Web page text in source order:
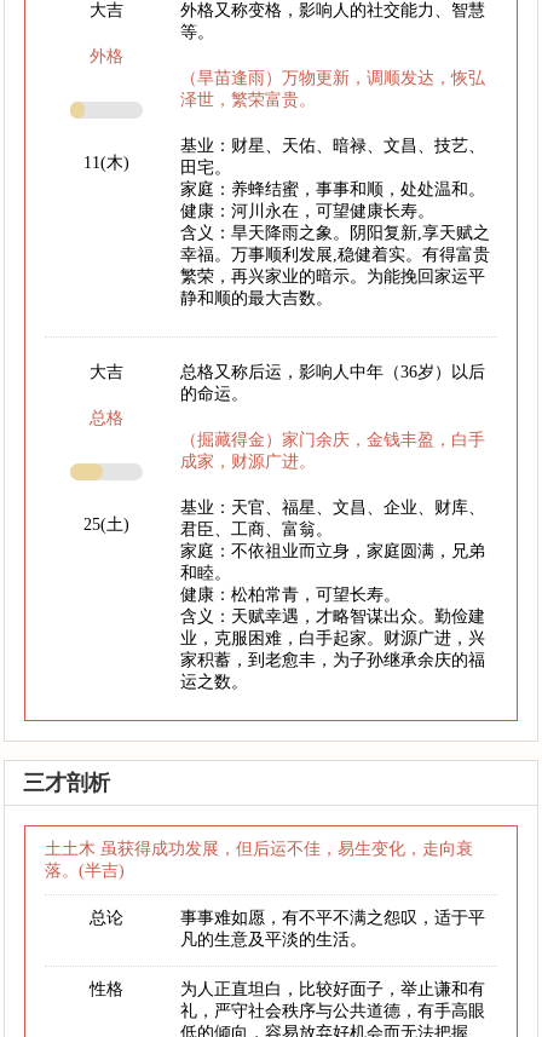
大吉
外格
11(木)
外格又称变格，影响人的社交能力、智慧
等。
（旱苗逢雨）万物更新，调顺发达，恢弘
泽世，繁荣富贵。
基业：财星、天佑、暗禄、文昌、技艺、
田宅。
家庭：养蜂结蜜，事事和顺，处处温和。
健康：河川永在，可望健康长寿。
含义：旱天降雨之象。阴阳复新,享天赋之
幸福。万事顺利发展,稳健着实。有得富贵
繁荣，再兴家业的暗示。为能挽回家运平
静和顺的最大吉数。
大吉
总格
25(土)
总格又称后运，影响人中年（36岁）以后
的命运。
（掘藏得金）家门余庆，金钱丰盈，白手
成家，财源广进。
基业：天官、福星、文昌、企业、财库、
君臣、工商、富翁。
家庭：不依祖业而立身，家庭圆满，兄弟
和睦。
健康：松柏常青，可望长寿。
含义：天赋幸遇，才略智谋出众。勤俭建
业，克服困难，白手起家。财源广进，兴
家积蓄，到老愈丰，为子孙继承余庆的福
运之数。
三才剖析
土土木 虽获得成功发展，但后运不佳，易生变化，走向衰
落。(半吉)
总论
事事难如愿，有不平不满之怨叹，适于平
凡的生意及平淡的生活。
性格
为人正直坦白，比较好面子，举止谦和有
礼，严守社会秩序与公共道德，有手高眼
低的倾向，容易放弃好机会而无法把握